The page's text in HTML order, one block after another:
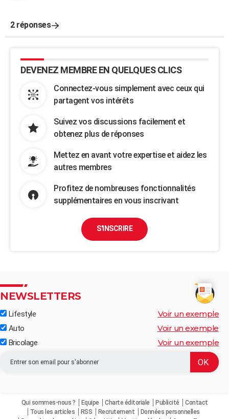
2 réponses
DEVENEZ MEMBRE EN QUELQUES CLICS
Connectez-vous simplement avec ceux qui
partagent vos intérêts
Suivez vos discussions facilement et
obtenez plus de réponses
Mettez en avant votre expertise et aidez les
autres membres
Profitez de nombreuses fonctionnalités
supplémentaires en vous inscrivant
S'INSCRIRE
NEWSLETTERS
Lifestyle Voir un exemple
Auto Voir un exemple
Bricolage Voir un exemple
Qui sommes-nous ? Equipe Charte éditoriale Publicité
Contact
Tous les articles
RSS Recrutement
Données personnelles